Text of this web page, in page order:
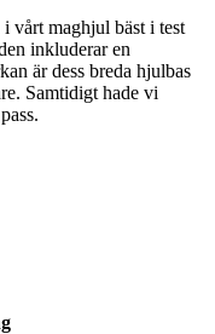
vårt maghjul bäst i test
inkluderar en
är dess breda hjulbas
Samtidigt hade vi